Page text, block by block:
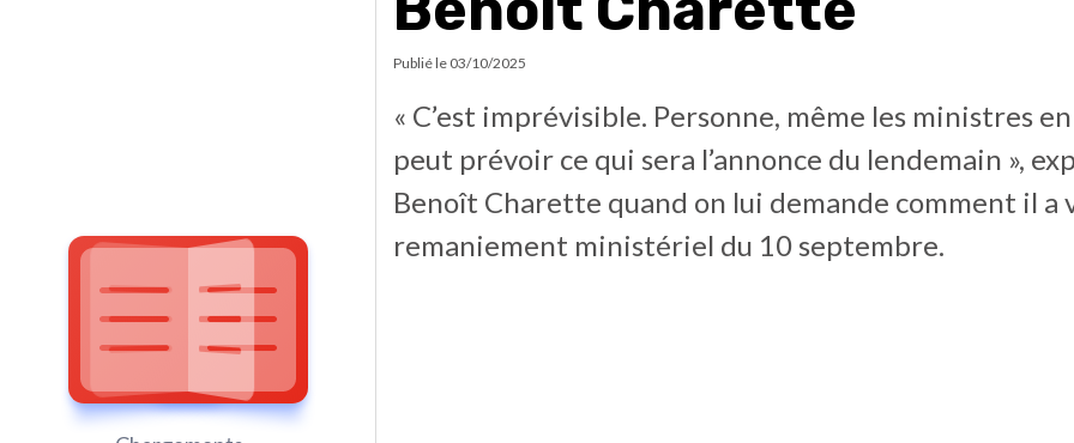
Publié le 03/10/2025
« C’est imprévisible. Personne, même les ministres
peut prévoir ce qui sera l’annonce du lendemain »,
Benoît Charette quand on lui demande comment il a
remaniement ministériel du 10 septembre.